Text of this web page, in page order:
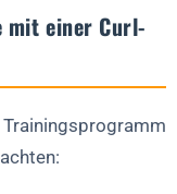
mit einer Curl-